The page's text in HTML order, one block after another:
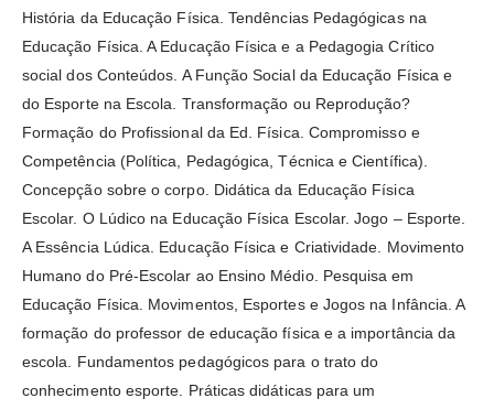
História da Educação Física. Tendências Pedagógicas na
Educação Física. A Educação Física e a Pedagogia Crítico
social dos Conteúdos. A Função Social da Educação Física e
do Esporte na Escola. Transformação ou Reprodução?
Formação do Profissional da Ed. Física. Compromisso e
Competência (Política, Pedagógica, Técnica e Científica).
Concepção sobre o corpo. Didática da Educação Física
Escolar. O Lúdico na Educação Física Escolar. Jogo – Esporte.
A Essência Lúdica. Educação Física e Criatividade. Movimento
Humano do Pré-Escolar ao Ensino Médio. Pesquisa em
Educação Física. Movimentos, Esportes e Jogos na Infância. A
formação do professor de educação física e a importância da
escola. Fundamentos pedagógicos para o trato do
conhecimento esporte. Práticas didáticas para um